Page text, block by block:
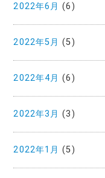
2022年6月 (6)
2022年5月 (5)
2022年4月 (6)
2022年3月 (3)
2022年1月 (5)